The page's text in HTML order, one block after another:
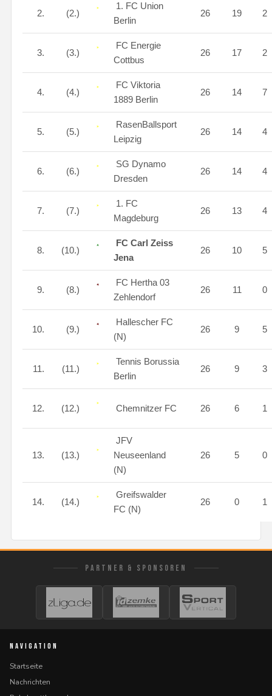
2. (2.)
1. FC Union
Berlin
26 19 2
3. (3.)
FC Energie
Cottbus
26 17 2
4. (4.)
FC Viktoria
1889 Berlin
26 14 7
5. (5.)
RasenBallsport
Leipzig
26 14 4
6. (6.)
SG Dynamo
Dresden
26 14 4
7. (7.)
1. FC
Magdeburg
26 13 4
8. (10.)
FC Carl Zeiss
Jena
26 10 5
9. (8.)
FC Hertha 03
Zehlendorf
26 11 0
10. (9.)
Hallescher FC
(N)
26 9 5
11. (11.)
Tennis Borussia
Berlin
26 9 3
12. (12.) Chemnitzer FC 26 6 1
13. (13.)
JFV
Neuseenland
(N)
26 5 0
14. (14.)
Greifswalder
FC (N)
26 0 1
PARTNER & SPONSOREN
NAVIGATION
Startseite
Nachrichten